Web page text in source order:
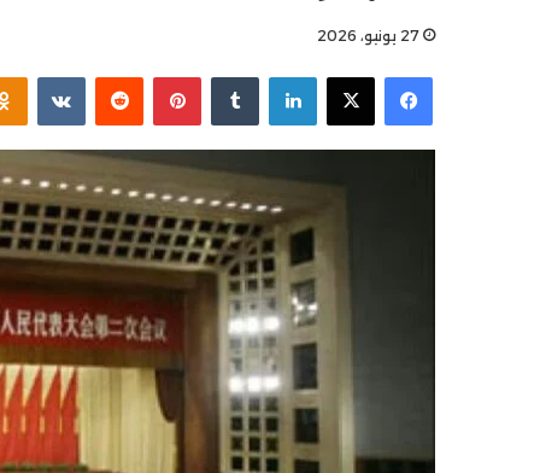
27 يونيو، 2026
فيسبوك
X لينكدإن بينتيريست